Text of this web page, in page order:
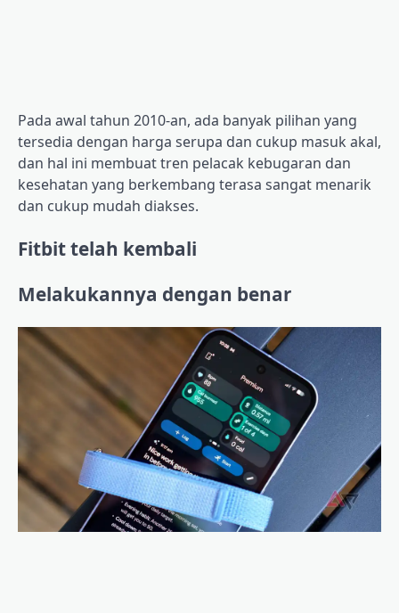
Pada awal tahun 2010-an, ada banyak pilihan yang
tersedia dengan harga serupa dan cukup masuk akal,
dan hal ini membuat tren pelacak kebugaran dan
kesehatan yang berkembang terasa sangat menarik
dan cukup mudah diakses.
Fitbit telah kembali
Melakukannya dengan benar